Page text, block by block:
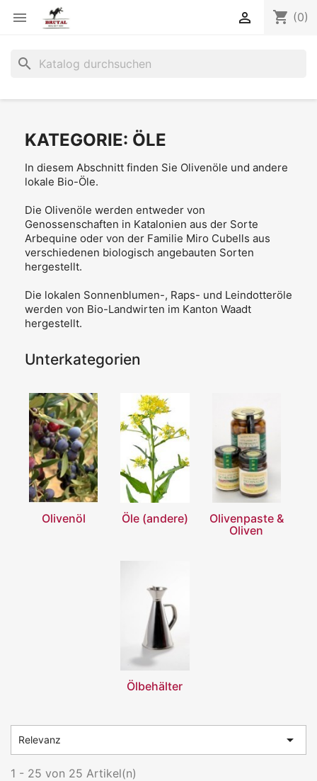
 shopping_cart (0)

search
KATEGORIE: ÖLE
In diesem Abschnitt finden Sie Olivenöle und andere
lokale Bio-Öle.
Die Olivenöle werden entweder von
Genossenschaften in Katalonien aus der Sorte
Arbequine oder von der Familie Miro Cubells aus
verschiedenen biologisch angebauten Sorten
hergestellt.
Die lokalen Sonnenblumen-, Raps- und Leindotteröle
werden von Bio-Landwirten im Kanton Waadt
hergestellt.
Unterkategorien
Olivenöl Öle (andere)
Olivenpaste &
Oliven
Ölbehälter
Relevanz 
1 - 25 von 25 Artikel(n)